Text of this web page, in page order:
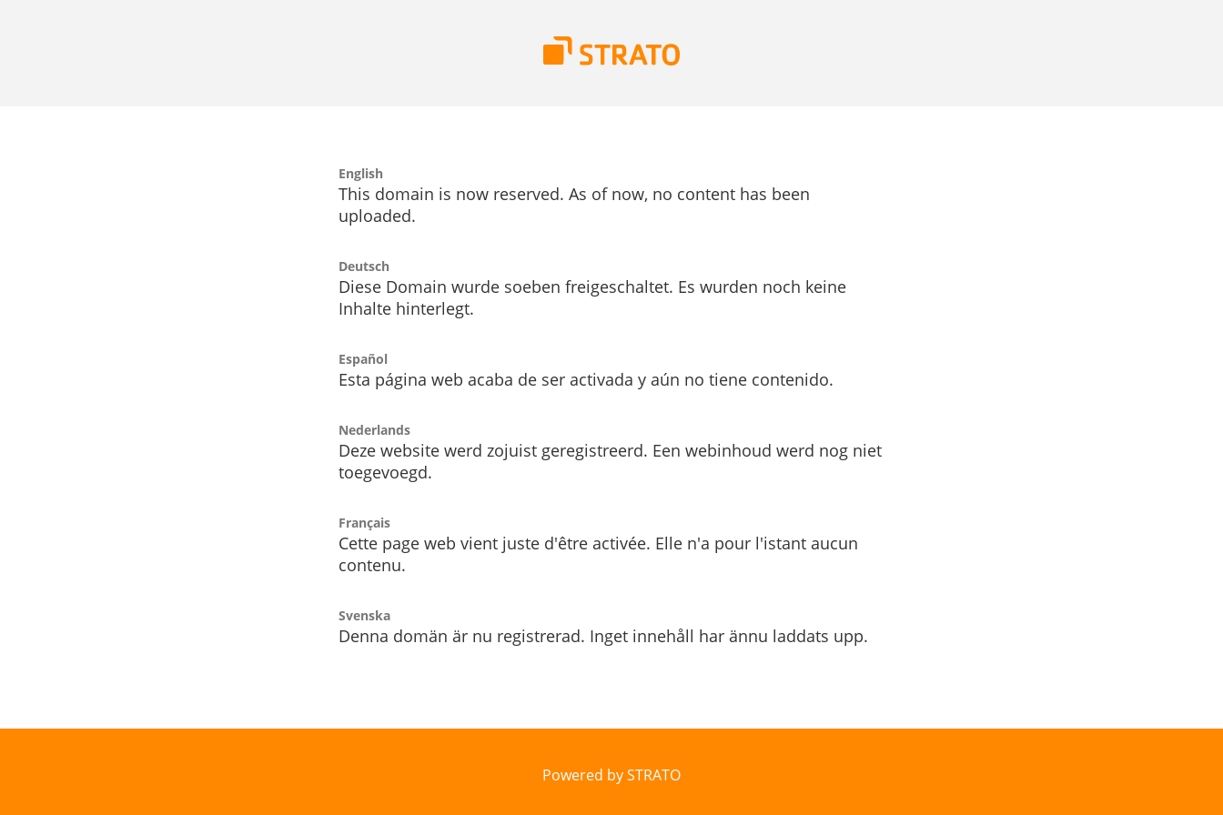
English
This domain is now reserved. As of now, no content has been
uploaded.
Deutsch
Diese Domain wurde soeben freigeschaltet. Es wurden noch keine
Inhalte hinterlegt.
Español
Esta página web acaba de ser activada y aún no tiene contenido.
Nederlands
Deze website werd zojuist geregistreerd. Een webinhoud werd nog niet
toegevoegd.
Français
Cette page web vient juste d'être activée. Elle n'a pour l'istant aucun
contenu.
Svenska
Denna domän är nu registrerad. Inget innehåll har ännu laddats upp.
Powered by STRATO